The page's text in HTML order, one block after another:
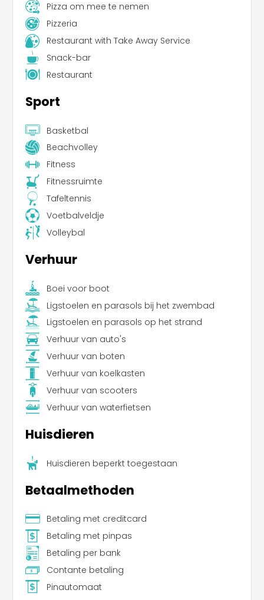
Pizza om mee te nemen
Pizzeria
Restaurant with Take Away Service
Snack-bar
Restaurant
Sport
Basketbal
Beachvolley
Fitness
Fitnessruimte
Tafeltennis
Voetbalveldje
Volleybal
Verhuur
Boei voor boot
Ligstoelen en parasols bij het zwembad
Ligstoelen en parasols op het strand
Verhuur van auto's
Verhuur van boten
Verhuur van koelkasten
Verhuur van scooters
Verhuur van waterfietsen
Huisdieren
Huisdieren beperkt toegestaan
Betaalmethoden
Betaling met creditcard
Betaling met pinpas
Betaling per bank
Contante betaling
Pinautomaat